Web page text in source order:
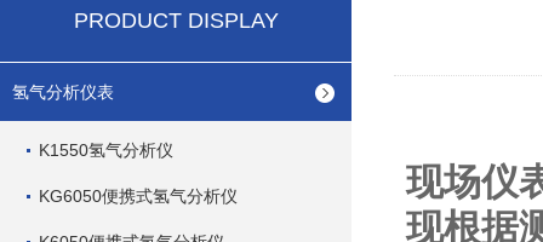
PRODUCT DISPLAY
氢气分析仪表
K1550氢气分析仪
KG6050便携式氢气分析仪
现场仪
现根据